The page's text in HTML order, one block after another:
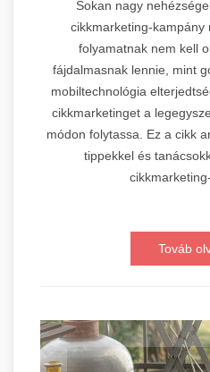
Sokan nagy
cikkmarketing-kampány
folyamatnak nem kell
fájdalmasnak lennie, mint
mobiltechnológia
cikkmarketinget a
módon folytassa. Ez a cikk
tippekkel és
Továb